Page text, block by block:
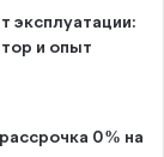
эксплуатации:
и опыт
0% на